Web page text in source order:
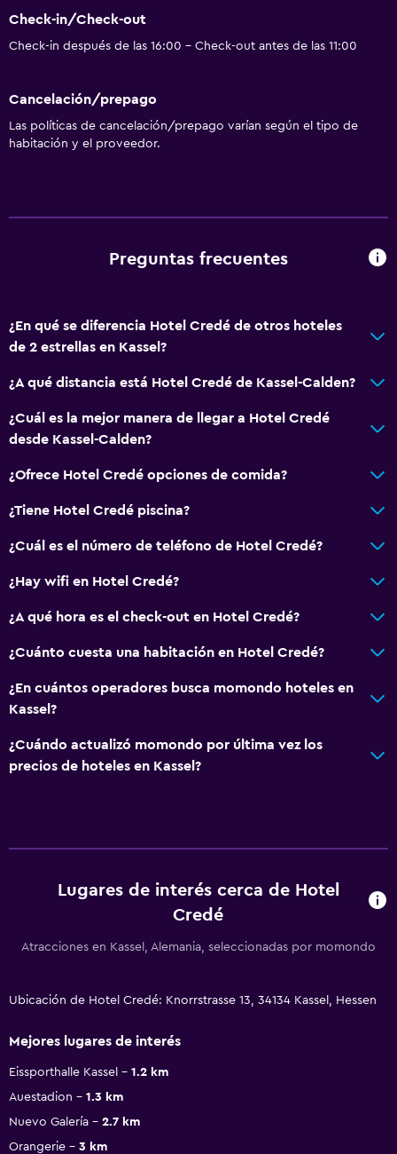
Check-in/Check-out
Check-in después de las 16:00 - Check-out antes de las 11:00
Cancelación/prepago
Las políticas de cancelación/prepago varían según el tipo de
habitación y el proveedor.
Preguntas frecuentes
¿En qué se diferencia Hotel Credé de otros hoteles
de 2 estrellas en Kassel?
¿A qué distancia está Hotel Credé de Kassel-Calden?
¿Cuál es la mejor manera de llegar a Hotel Credé
desde Kassel-Calden?
¿Ofrece Hotel Credé opciones de comida?
¿Tiene Hotel Credé piscina?
¿Cuál es el número de teléfono de Hotel Credé?
¿Hay wifi en Hotel Credé?
¿A qué hora es el check-out en Hotel Credé?
¿Cuánto cuesta una habitación en Hotel Credé?
¿En cuántos operadores busca momondo hoteles en
Kassel?
¿Cuándo actualizó momondo por última vez los
precios de hoteles en Kassel?
Lugares de interés cerca de Hotel
Credé
Atracciones en Kassel, Alemania, seleccionadas por momondo
Ubicación de Hotel Credé: Knorrstrasse 13, 34134 Kassel, Hessen
Mejores lugares de interés
Eissporthalle Kassel
1.2 km
Auestadion
1.3 km
Nuevo Galería
2.7 km
Orangerie
3 km